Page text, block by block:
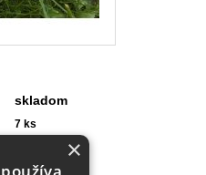
skladom
7 ks
×